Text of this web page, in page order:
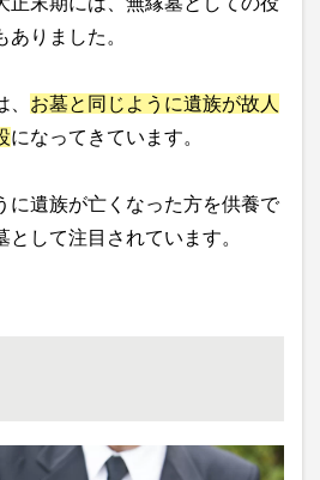
りました。
お墓と同じように遺族が故人
になってきています。
に遺族が亡くなった方を供養で
して注目されています。